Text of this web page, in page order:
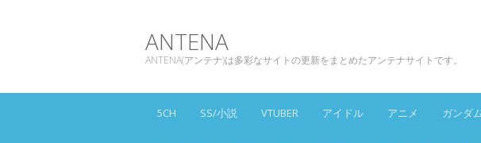
ANTENA
ANTENA(アンテナ)は多彩なサイトの更新をまとめたアンテナサイトです。
5CH SS/小説 VTUBER アイドル アニメ ガンダ